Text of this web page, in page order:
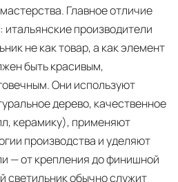
Главное отличие
производители
не как товар, а как элемент
быть красивым,
Они используют
дерево, качественное
керамику), применяют
производства и уделяют
— от крепления до финишной
светильник обычно служит